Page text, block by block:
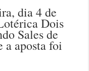
dia 4 de
Dois
Sales de
aposta foi